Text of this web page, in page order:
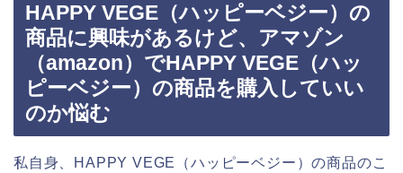
HAPPY VEGE（ハッピーベジー）の
商品に興味があるけど、アマゾン
（amazon）でHAPPY VEGE（ハッ
ピーベジー）の商品を購入していい
のか悩む
私自身、HAPPY VEGE（ハッピーベジー）の商品のこ